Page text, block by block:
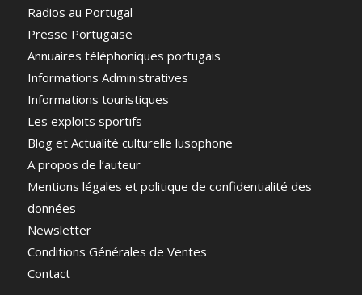
Radios au Portugal
Presse Portugaise
Annuaires téléphoniques portugais
Informations Administratives
Informations touristiques
Les exploits sportifs
Blog et Actualité culturelle lusophone
A propos de l’auteur
Mentions légales et politique de confidentialité des
données
Newsletter
Conditions Générales de Ventes
Contact